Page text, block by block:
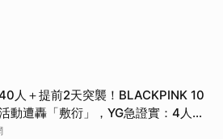
人＋提前2天突襲！BLACKPINK 10
動遭轟「敷衍」，YG急證實：4人確
體出席